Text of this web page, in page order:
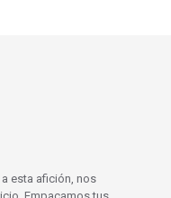
esta afición, nos